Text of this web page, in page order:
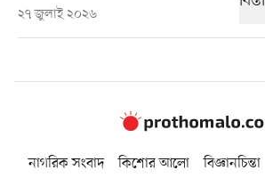
২৭ জুলাই ২০২৬
নাগরিক সংবাদ কিশোর আলো বিজ্ঞানচিন্তা